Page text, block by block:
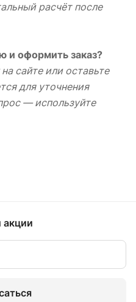
расчёт после
и оформить заказ?
сайте или оставьте
для уточнения
— используйте
акции